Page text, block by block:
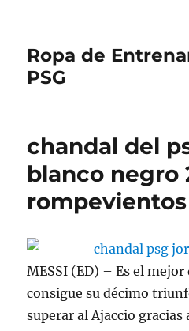
Ropa de
PSG
chandal del
blanco negro
MESSI (ED) – Es el mejor
consigue su décimo
superar al Ajaccio gracias